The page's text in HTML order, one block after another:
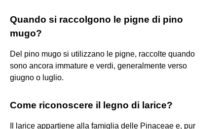
Quando si raccolgono le pigne di pino
mugo?
Del pino mugo si utilizzano le pigne, raccolte quando
sono ancora immature e verdi, generalmente verso
giugno o luglio.
Come riconoscere il legno di larice?
Il larice appartiene alla famiglia delle Pinaceae e, pur